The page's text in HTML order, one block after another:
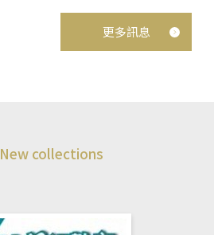
更多訊息
New collections